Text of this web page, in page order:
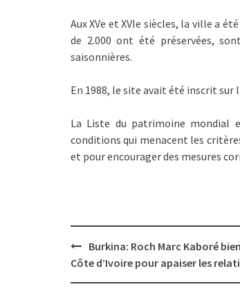
Aux XVe et XVIe siècles, la ville a
de 2.000 ont été préservées,
saisonnières.
En 1988, le site avait été inscrit sur
La Liste du patrimoine mondial
conditions qui menacent les
et pour encourager des mesures
Post
navigation
Burkina: Roch Marc Kaboré
Côte d’Ivoire pour apaiser les